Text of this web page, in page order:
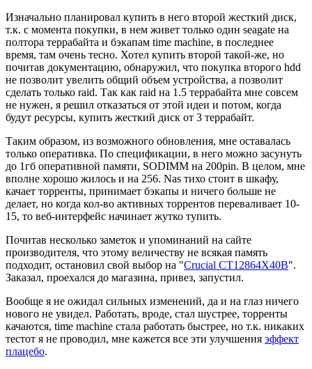
Изначально планировал купить в него второй жесткий диск,
т.к. с момента покупки, в нем живет только один seagate на
полтора террабайта и бэкапам time machine, в последнее
время, там очень тесно. Хотел купить второй такой-же, но
почитав документацию, обнаружил, что покупка второго hdd
не позволит увелить общий объем устройства, а позволит
сделать только raid. Так как raid на 1.5 террабайта мне совсем
не нужен, я решил отказаться от этой идеи и потом, когда
будут ресурсы, купить жесткий диск от 3 террабайт.
Таким образом, из возможного обновления, мне оставалась
только оперативка. По спецификации, в него можно засунуть
до 1гб оперативной памяти, SODIMM на 200pin. В целом, мне
вполне хорошо жилось и на 256. Nas тихо стоит в шкафу,
качает торренты, принимает бэкапы и ничего больше не
делает, но когда кол-во активных торрентов переваливает 10-
15, то веб-интерфейс начинает жутко тупить.
Почитав несколько заметок и упоминаний на сайте
производителя, что этому величеству не всякая память
подходит, остановил свой выбор на "Crucial CT12864X40B".
Заказал, проехался до магазина, привез, запустил.
Вообще я не ожидал сильных изменений, да и на глаз ничего
нового не увидел. Работать, вроде, стал шустрее, торренты
качаются, time machine стала работать быстрее, но т.к. никаких
тестот я не проводил, мне кажется все эти улучшения эффект
плацебо.